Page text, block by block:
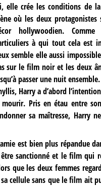
elle crée les conditions de
où les deux protagonistes
hollywoodien.
à qui tout cela est
semble elle aussi
sur le film noir et les deux
passer une nuit
Harry a d’abord
Pris en étau entre
sa maîtresse, Harry
est bien plus répandue
sanctionné et le film qui
que les deux femmes
cellule sans que le film ait